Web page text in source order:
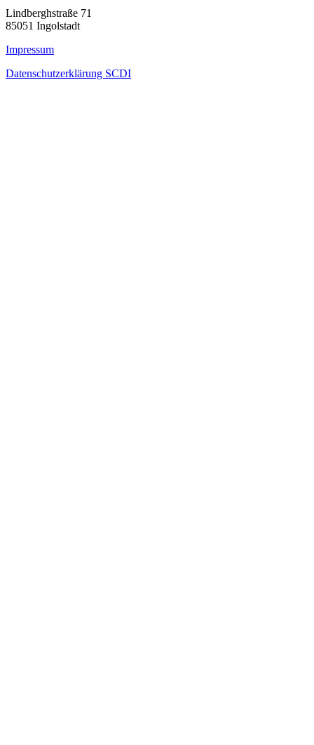
Lindberghstraße 71
85051 Ingolstadt
Impressum
Datenschutzerklärung SCDI